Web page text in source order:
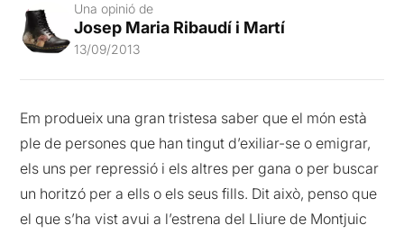
Una opinió de
Josep Maria Ribaudí i Martí
13/09/2013
Em produeix una gran tristesa saber que el món està
ple de persones que han tingut d’exiliar-se o emigrar,
els uns per repressió i els altres per gana o per buscar
un horitzó per a ells o els seus fills. Dit això, penso que
el que s’ha vist avui a l’estrena del Lliure de Montjuic